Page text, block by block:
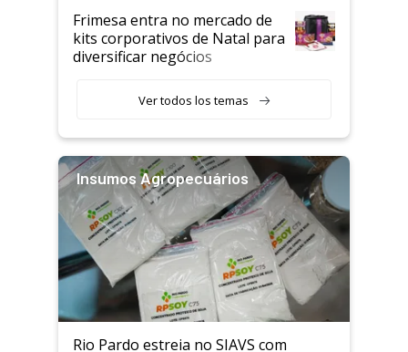
Frimesa entra no mercado de
kits corporativos de Natal para
diversificar negócios
Ver todos los temas
Insumos Agropecuários
Rio Pardo estreia no SIAVS com